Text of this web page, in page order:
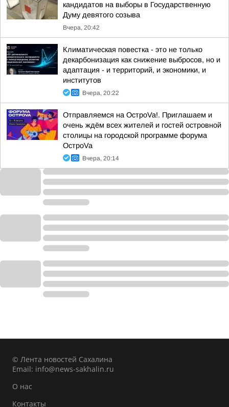
кандидатов на выборы в Государственную
Думу девятого созыва
Вчера, 20:42
Климатическая повестка - это не только
декарбонизация как снижение выбросов, но и
адаптация - и территорий, и экономики, и
институтов
Вчера, 20:22
Отправляемся на ОстроVa!. Приглашаем и
очень ждём всех жителей и гостей островной
столицы на городской программе форума
ОстроVa
Вчера, 20:14
© Лента новостей Сахалина
Email: info@news-sakhalin.ru
О нас
Контакты